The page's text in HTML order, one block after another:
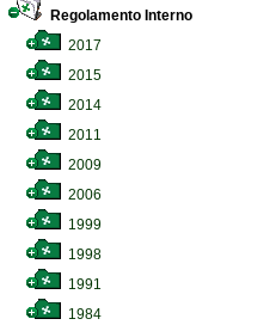
Regolamento Interno
2017
2015
2014
2011
2009
2006
1999
1998
1991
1984